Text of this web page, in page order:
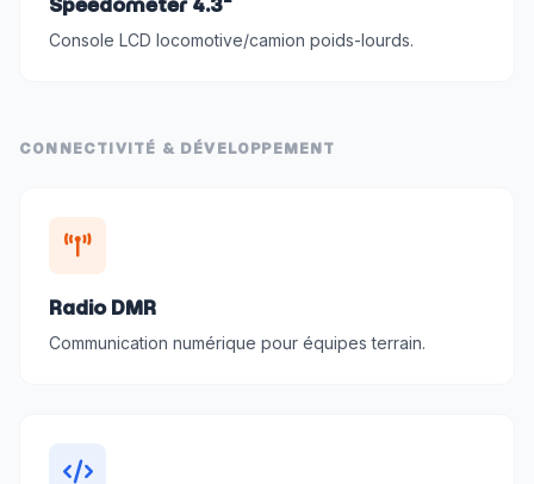
Console LCD locomotive/camion poids-lourds.
CONNECTIVITÉ & DÉVELOPPEMENT
Radio DMR
Communication numérique pour équipes terrain.